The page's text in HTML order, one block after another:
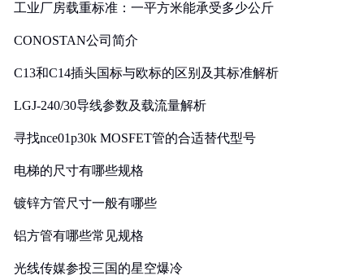
工业厂房载重标准：一平方米能承受多少公斤
CONOSTAN公司简介
C13和C14插头国标与欧标的区别及其标准解析
LGJ-240/30导线参数及载流量解析
寻找nce01p30k MOSFET管的合适替代型号
电梯的尺寸有哪些规格
镀锌方管尺寸一般有哪些
铝方管有哪些常见规格
光线传媒参投三国的星空爆冷